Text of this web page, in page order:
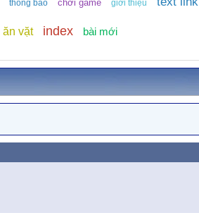
thông báo chơi game giới thiệu
ăn vặt index bài mới